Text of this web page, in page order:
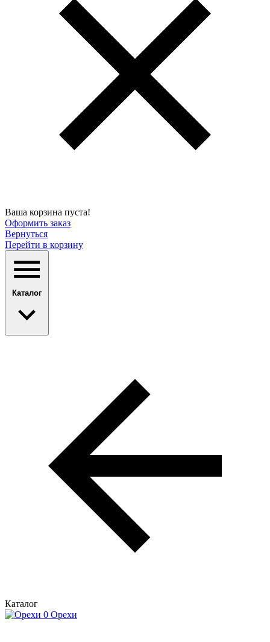
Ваша корзина пуста!
Оформить заказ
Вернуться
Перейти в корзину
Каталог
Каталог
Орехи